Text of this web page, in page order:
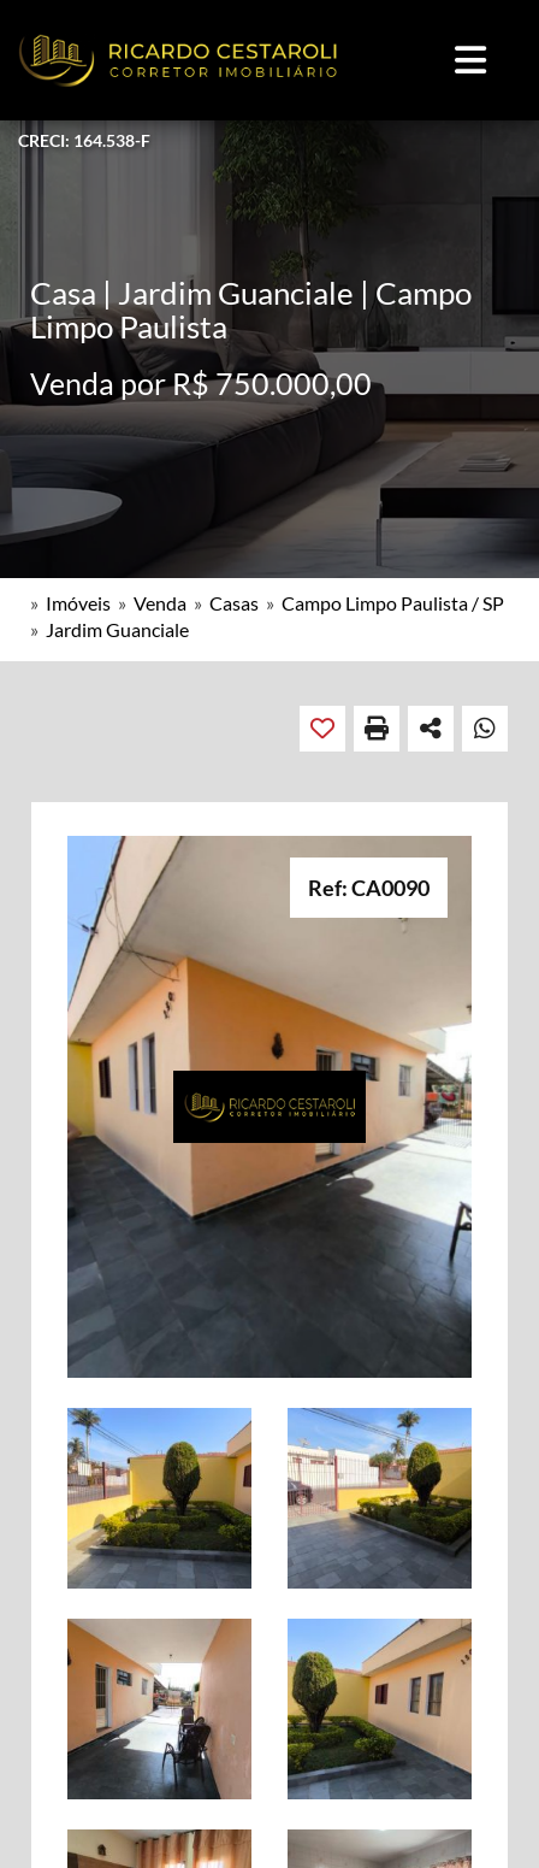
CRECI: 164.538-F
Casa | Jardim Guanciale | Campo
Limpo Paulista
Venda por R$ 750.000,00
» Imóveis » Venda » Casas » Campo Limpo Paulista / SP
» Jardim Guanciale
Ref: CA0090